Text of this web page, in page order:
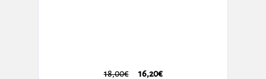
18,00€ 16,20€